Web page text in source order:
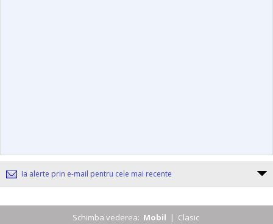
Ia alerte prin e-mail pentru cele mai recente
Schimba vederea: Mobil | Clasic